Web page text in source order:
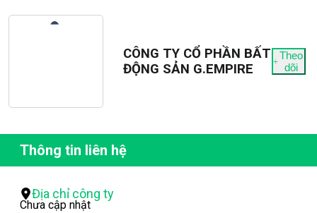
CÔNG TY CỔ PHẦN BẤT
ĐỘNG SẢN G.EMPIRE
Theo
dõi
Thông tin liên hệ
Địa chỉ công ty
Chưa cập nhật